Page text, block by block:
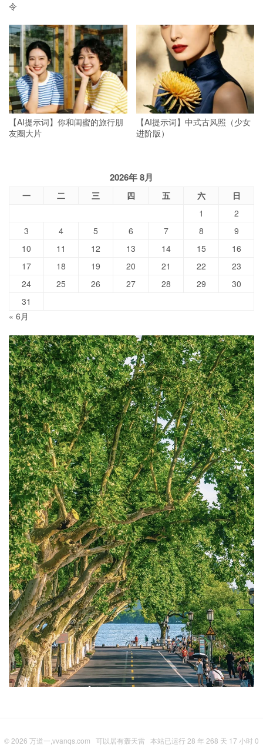
令
【AI提示词】你和闺蜜的旅行朋
友圈大片
【AI提示词】中式古风照（少女
进阶版）
2026年 8月
一 二 三 四 五 六
日
1
2
3
4 5 6 7 8
9
10
11 12 13 14 15
16
17
18 19 20 21 22
23
24
25 26 27 28 29
30
31
« 6月
© 2026 万道一,vvanqs.com 可以居有轰天雷 本站已运行 28 年 268 天 17 小时 0